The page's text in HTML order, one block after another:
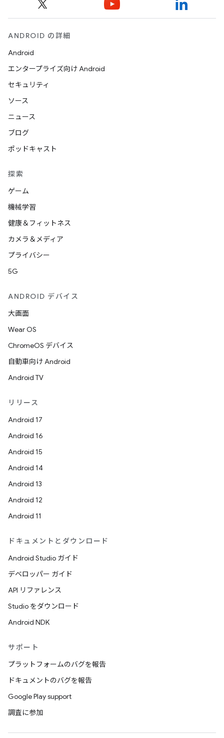
ANDROID の詳細
Android
エンタープライズ向け Android
セキュリティ
ソース
ニュース
ブログ
ポッドキャスト
探索
ゲーム
機械学習
健康＆フィットネス
カメラ＆メディア
プライバシー
5G
ANDROID デバイス
大画面
Wear OS
ChromeOS デバイス
自動車向け Android
Android TV
リリース
Android 17
Android 16
Android 15
Android 14
Android 13
Android 12
Android 11
ドキュメントとダウンロード
Android Studio ガイド
デベロッパー ガイド
API リファレンス
Studio をダウンロード
Android NDK
サポート
プラットフォームのバグを報告
ドキュメントのバグを報告
Google Play support
調査に参加